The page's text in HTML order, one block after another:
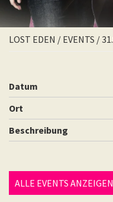
LOST EDEN / EVENTS /
Datum
Ort
Beschreibung
ALLE EVENTS ANZEIGEN